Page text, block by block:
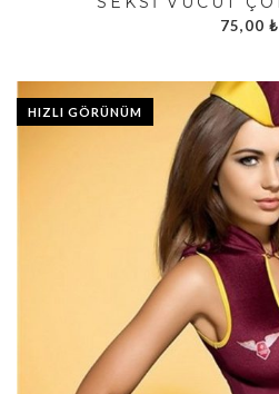
75,00 ₺
HIZLI GÖRÜNÜM